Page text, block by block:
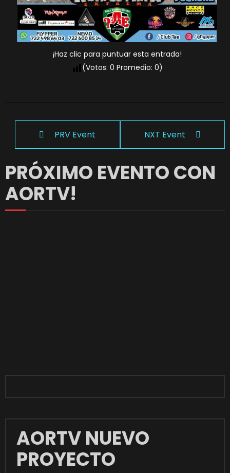
¡Haz clic para puntuar esta entrada!
(Votos: 0 Promedio: 0)
PRV Event NXT Event
PRÓXIMO EVENTO CON
AORTV!
AORTV NUEVO
PROYECTO